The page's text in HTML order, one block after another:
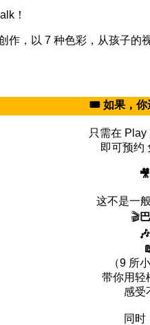
！
作，以 7 种色彩，从孩子
🎟️ 如果，你
只需在
即可预约
这不是一
🎬
（9 所
带你用轻
感受
同时